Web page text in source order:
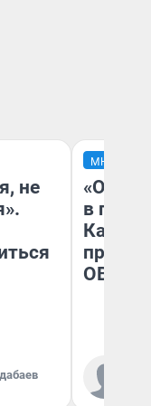
не
МНЕНИЕ
в
Как в
ОВЗ